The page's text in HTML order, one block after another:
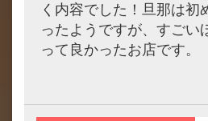
く内容でした！旦那は初
ったようですが、すごい
って良かったお店です。